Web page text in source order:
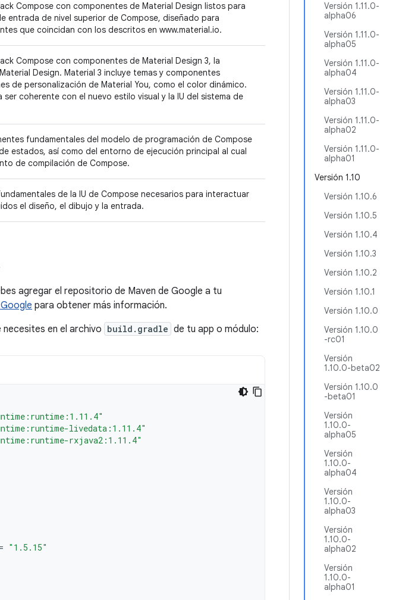
Versión 1.11.0-
alpha06
Versión 1.11.0-
alpha05
Versión 1.11.0-
alpha04
Versión 1.11.0-
alpha03
Versión 1.11.0-
alpha02
Versión 1.11.0-
alpha01
Versión 1.10
Versión 1.10.6
Versión 1.10.5
Versión 1.10.4
Versión 1.10.3
Versión 1.10.2
Versión 1.10.1
Versión 1.10.0
Versión 1.10.0
-rc01
Versión
1.10.0-beta02
Versión 1.10.0
-beta01
Versión
1.10.0-
alpha05
Versión
1.10.0-
alpha04
Versión
1.10.0-
alpha03
Versión
1.10.0-
alpha02
Versión
1.10.0-
alpha01
Compose con componentes de Material Design listos para
entrada de nivel superior de Compose, diseñado para
que coincidan con los descritos en www.material.io.
Compose con componentes de Material Design 3, la
Design. Material 3 incluye temas y componentes
de personalización de Material You, como el color dinámico.
ser coherente con el nuevo estilo visual y la IU del sistema de
fundamentales del modelo de programación de Compose
estados, así como del entorno de ejecución principal al cual
de compilación de Compose.
de la IU de Compose necesarios para interactuar
el diseño, el dibujo y la entrada.
agregar el repositorio de Maven de Google a tu
para obtener más información.
en el archivo build.gradle de tu app o módulo:
livedata:1.11.4"
rxjava2:1.11.4"
= "1.5.15"